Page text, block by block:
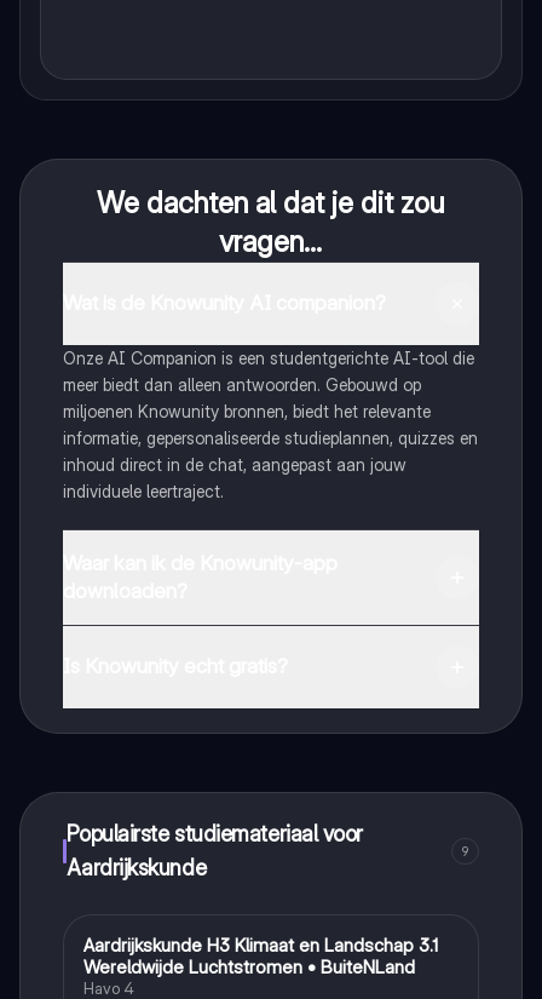
We dachten al dat je dit zou
vragen...
Onze AI Companion is een studentgerichte AI-tool die
meer biedt dan alleen antwoorden. Gebouwd op
miljoenen Knowunity bronnen, biedt het relevante
informatie, gepersonaliseerde studieplannen, quizzes en
inhoud direct in de chat, aangepast aan jouw
individuele leertraject.
Populairste studiemateriaal voor
Aardrijkskunde
9
Aardrijkskunde
Aardrijkskunde H3 Klimaat en Landschap 3.1
Wereldwijde Luchtstromen • BuiteNLand
Havo 4